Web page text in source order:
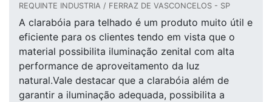
REQUINTE INDUSTRIA / FERRAZ DE VASCONCELOS - SP
A clarabóia para telhado é um produto muito útil e
eficiente para os clientes tendo em vista que o
material possibilita iluminação zenital com alta
performance de aproveitamento da luz
natural.Vale destacar que a clarabóia além de
garantir a iluminação adequada, possibilita a